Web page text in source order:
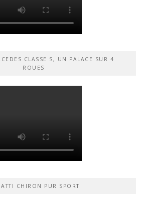
CLASSE S, UN PALACE SUR 4
ROUES
CHIRON PUR SPORT